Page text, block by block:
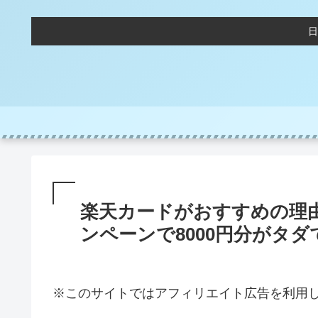
楽天カードがおすすめの理
ンペーンで8000円分がタ
※このサイトではアフィリエイト広告を利用